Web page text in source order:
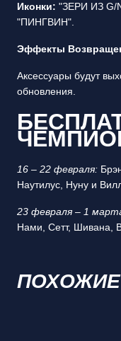
Иконки: "ЗЕРИ ИЗ G/
"ПИНГВИН".
Эффекты
Аксессуары будут
обновления.
16 – 22 февраля:
Наутилус, Нуну и
23 февраля – 1
Нами, Сетт, Шивана,
ПОХОЖИЕ